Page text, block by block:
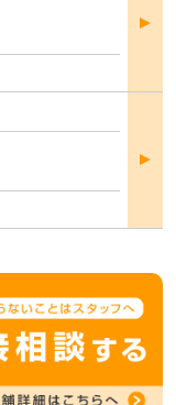
部屋
詳細
部屋
詳細